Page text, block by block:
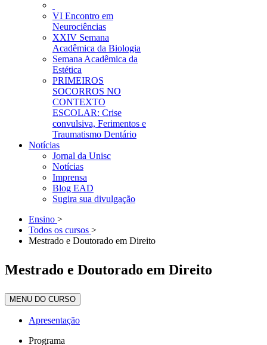
VI Encontro em
Neurociências
XXIV Semana
Acadêmica da Biologia
Semana Acadêmica da
Estética
PRIMEIROS
SOCORROS NO
CONTEXTO
ESCOLAR: Crise
convulsiva, Ferimentos e
Traumatismo Dentário
Notícias
Jornal da Unisc
Notícias
Imprensa
Blog EAD
Sugira sua divulgação
Ensino >
Todos os cursos >
Mestrado e Doutorado em Direito
Mestrado e Doutorado em Direito
MENU DO CURSO
Apresentação
Programa